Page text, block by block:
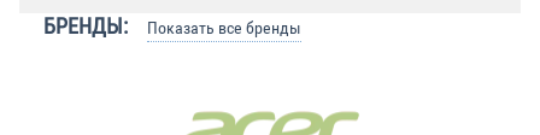
БРЕНДЫ: Показать все бренды